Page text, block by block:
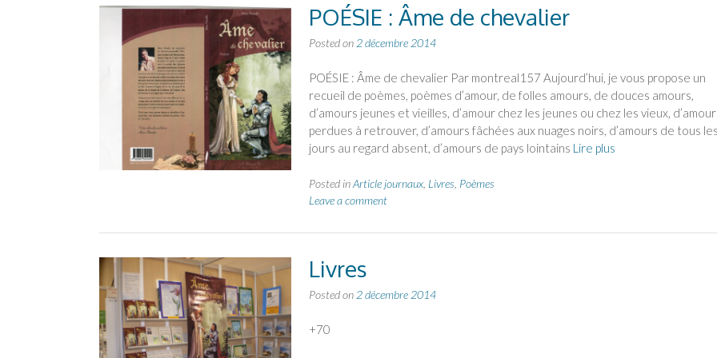
POÉSIE : Âme de chevalier
Posted on 2 décembre 2014
POÉSIE : Âme de chevalier Par montreal157 Aujourd’hui, je vous propose un
recueil de poèmes, poèmes d’amour, de folles amours, de douces amours,
d’amours jeunes et vieilles, d’amour chez les jeunes ou chez les vieux,
perdues à retrouver, d’amours fâchées aux nuages noirs, d’amours de tous
jours au regard absent, d’amours de pays lointains Lire plus
Posted inArticle journaux, Livres Poèmes
Leave a comment
Livres
Posted on 2 décembre 2014
+70